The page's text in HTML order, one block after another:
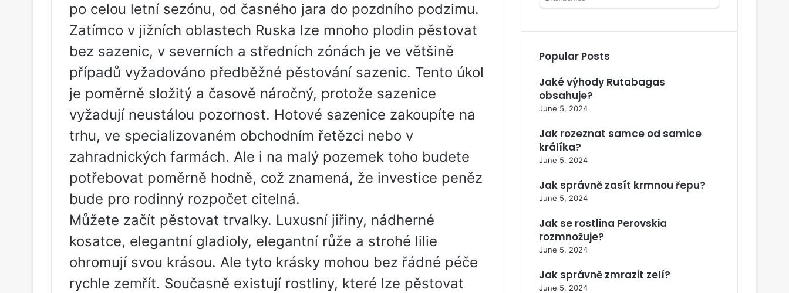
po celou letní sezónu, od časného jara do pozdního podzimu.
Zatímco v jižních oblastech Ruska lze mnoho plodin pěstovat
bez sazenic, v severních a středních zónách je ve většině
případů vyžadováno předběžné pěstování sazenic. Tento úkol
je poměrně složitý a časově náročný, protože sazenice
vyžadují neustálou pozornost. Hotové sazenice zakoupíte na
trhu, ve specializovaném obchodním řetězci nebo v
zahradnických farmách. Ale i na malý pozemek toho budete
potřebovat poměrně hodně, což znamená, že investice peněz
bude pro rodinný rozpočet citelná.
Můžete začít pěstovat trvalky. Luxusní jiřiny, nádherné
kosatce, elegantní gladioly, elegantní růže a strohé lilie
ohromují svou krásou. Ale tyto krásky mohou bez řádné péče
rychle zemřít. Současně existují rostliny, které lze pěstovat
Popular Posts
Jaké výhody Rutabagas
obsahuje?
June 5, 2024
Jak rozeznat samce od samice
králíka?
June 5, 2024
Jak správně zasít krmnou řepu?
June 5, 2024
Jak se rostlina Perovskia
rozmnožuje?
June 5, 2024
Jak správně zmrazit zelí?
June 5, 2024